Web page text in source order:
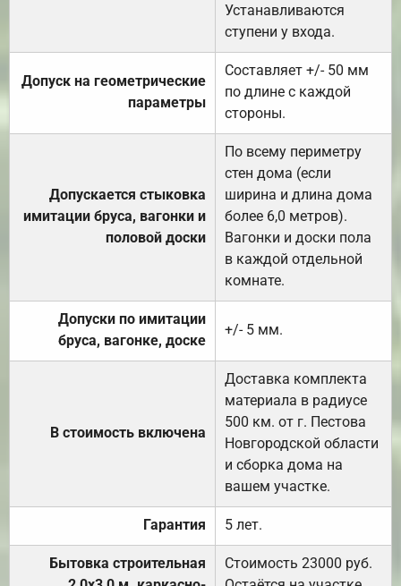
Устанавливаются
ступени у входа.
Допуск на геометрические
параметры
Составляет +/- 50 мм
по длине с каждой
стороны.
Допускается стыковка
имитации бруса, вагонки и
половой доски
По всему периметру
стен дома (если
ширина и длина дома
более 6,0 метров).
Вагонки и доски пола
в каждой отдельной
комнате.
Допуски по имитации
бруса, вагонке, доске
+/- 5 мм.
В стоимость включена
Доставка комплекта
материала в радиусе
500 км. от г. Пестова
Новгородской области
и сборка дома на
вашем участке.
Гарантия 5 лет.
Бытовка строительная
Стоимость 23000 руб.